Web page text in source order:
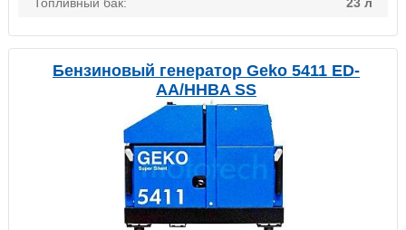
Бензиновый генератор Geko 5411 ED-
AA/HHBA SS